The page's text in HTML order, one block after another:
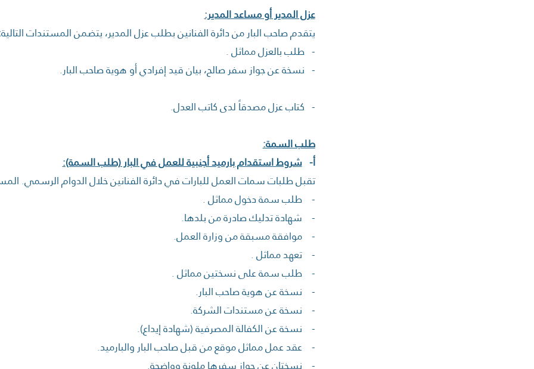
عزل المدير أو مساعد المدير:
يتقدم صاحب البار من دائرة الفنانين بطلب عزل المدير، يتضمن المستندات التالية
- طلب بالعزل مماثل .
- نسخة عن جواز سفر صالح، بيان قيد إفرادي أو هوية صاحب البار.
- كتاب عزل مصدقاً لدى كاتب العدل.
طلب السمة:
‌أ-شروط استقدام بارميد أجنبية للعمل في البار (طلب السمة):
تقبل طلبات سمات العمل للبارات في دائرة الفنانين خلال الدوام الرسمي.
- طلب سمة دخول مماثل .
- شهادة تدليك صادرة من بلدها.
- موافقة مسبقة من وزارة العمل.
- تعهد مماثل .
- طلب سمة على نسختين مماثل .
- نسخة عن هوية صاحب البار.
- نسخة عن مستندات الشركة.
- نسخة عن الكفالة المصرفية (شهادة إيداع).
- عقد عمل مماثل موقع من قبل صاحب البار والبارميد.